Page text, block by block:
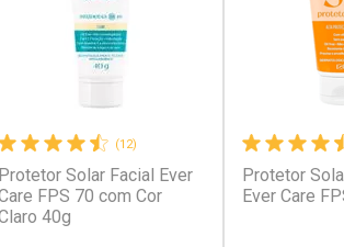
Ativar Desconto Ativar
(12)
Protetor Solar Facial Ever
FPS 70 com Cor
40g
Protetor
Ever Care